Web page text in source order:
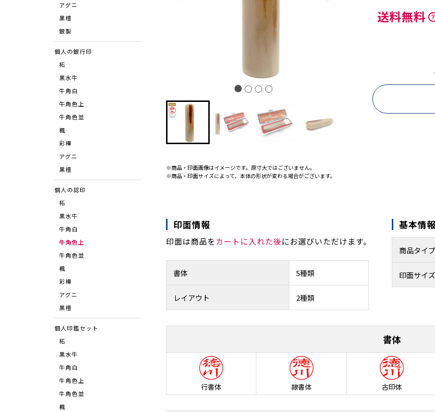
アグニ
⿊檀
銀製
個人の銀行印
柘
黒水牛
牛角白
牛角色上
牛角色並
楓
彩樺
アグニ
⿊檀
個人の認印
柘
黒水牛
牛角白
牛角色上
牛角色並
楓
彩樺
アグニ
黒檀
個人印鑑セット
柘
黒水牛
牛角白
牛角色上
牛角色並
楓
※商品・印面画像はイメージです。原寸大ではございません。
※商品・印面サイズによって、本体の形状が変わる場合がございます。
送料無料
印面情報
印面は商品を カートに入れた後にお選びいただけます。
書体 5種類
レイアウト 2種類
基本情報
商品タイプ
印面サイズ
書体
行書体 隷書体 古印体